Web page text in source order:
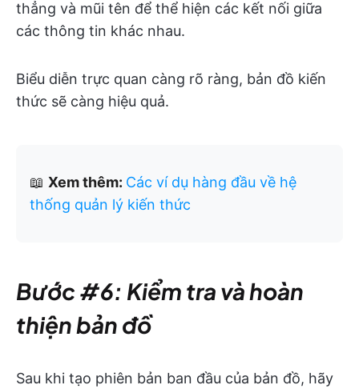
thẳng và mũi tên để thể hiện các kết nối giữa
các thông tin khác nhau.
Biểu diễn trực quan càng rõ ràng, bản đồ kiến
thức sẽ càng hiệu quả.
📖 Xem thêm: Các ví dụ hàng đầu về hệ
thống quản lý kiến thức
Bước #6: Kiểm tra và hoàn
thiện bản đồ
Sau khi tạo phiên bản ban đầu của bản đồ, hãy